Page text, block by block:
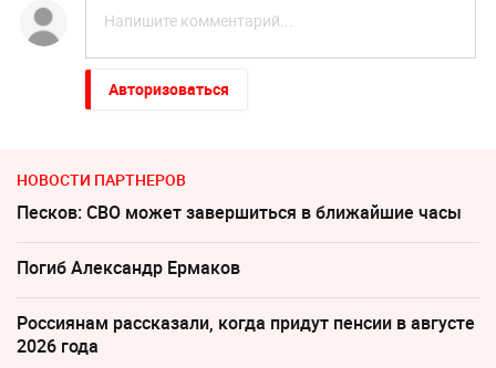
Авторизоваться
НОВОСТИ ПАРТНЕРОВ
Песков: СВО может завершиться в ближайшие часы
Погиб Александр Ермаков
Россиянам рассказали, когда придут пенсии в августе
2026 года